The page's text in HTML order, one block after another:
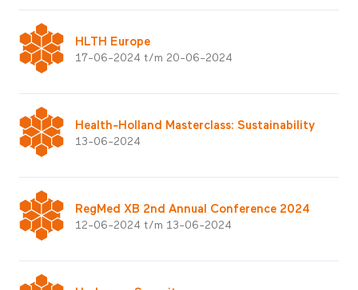
HLTH Europe
17-06-2024 t/m 20-06-2024
Health~Holland Masterclass: Sustainability
13-06-2024
RegMed XB 2nd Annual Conference 2024
12-06-2024 t/m 13-06-2024